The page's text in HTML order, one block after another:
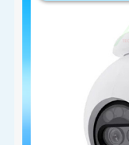
hú, đèn chớp báo
learning phân biệt